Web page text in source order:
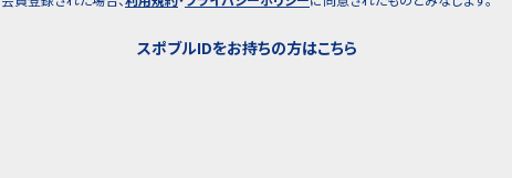
スポブルIDをお持ちの方はこちら